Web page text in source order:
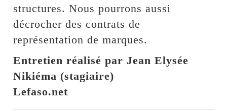
structures. Nous pourrons aussi
décrocher des contrats de
représentation de marques.
Entretien réalisé par Jean Elysée
Nikiéma (stagiaire)
Lefaso.net